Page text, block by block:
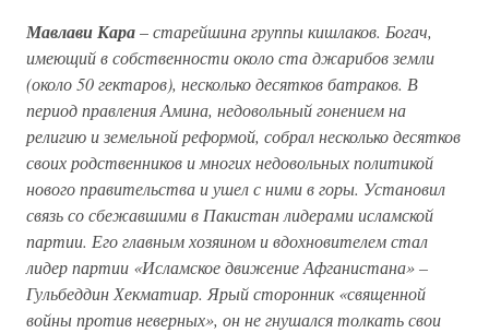
Мавлави Кара–старейшина группы кишлаков. Богач,
имеющий в собственности около ста джарибов земли
(около 50 гектаров), несколько десятков батраков. В
период правления Амина, недовольный гонением на
религию и земельной реформой, собрал несколько десятков
своих родственников и многих недовольных политикой
нового правительства и ушел с ними в горы. Установил
связь со сбежавшими в Пакистан лидерами исламской
партии. Его главным хозяином и вдохновителем стал
лидер партии «Исламское движение Афганистана» –
Гульбеддин Хекматиар. Ярый сторонник «священной
войны против неверных», он не гнушался толкать свои